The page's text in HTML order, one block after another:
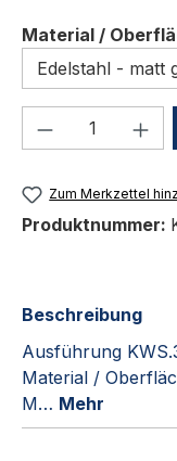
Material /
Produkt
Zum Merkzettel
Produktnummer:
Beschreibung
Ausführung
Material /
M… Mehr